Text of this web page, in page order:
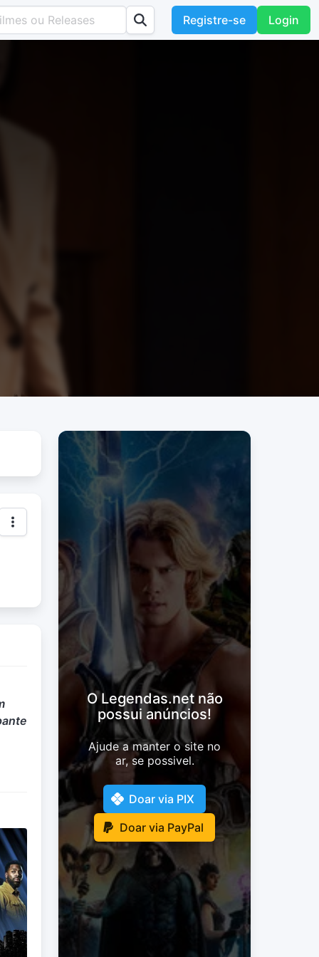
Registre-se Login
O Legendas.net não
possui anúncios!
Ajude a manter o site no
ar, se possivel.
Doar via PIX
Doar via PayPal